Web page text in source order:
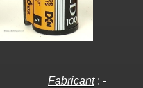
Fabricant: -